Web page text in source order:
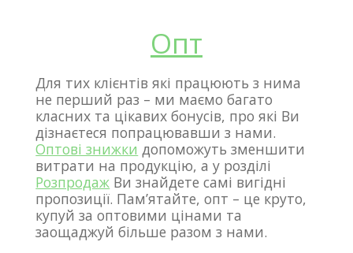
Опт
Для тих клієнтів які працюють з нима
не перший раз – ми маємо багато
класних та цікавих бонусів, про які Ви
дізнаєтеся попрацювавши з нами.
Оптові знижки допоможуть зменшити
витрати на продукцію, а у розділі
Розпродаж Ви знайдете самі вигідні
пропозиції. Пам’ятайте, опт – це круто,
купуй за оптовими цінами та
заощаджуй більше разом з нами.